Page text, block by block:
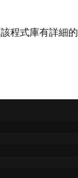
程式庫有詳細